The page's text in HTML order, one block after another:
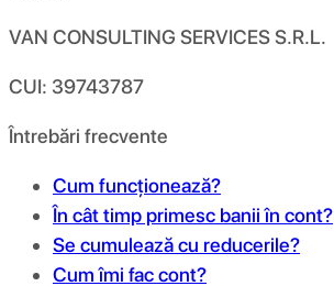
VAN CONSULTING SERVICES S.R.L.
CUI: 39743787
Întrebări frecvente
Cum funcționează?
În cât timp primesc banii în cont?
Se cumulează cu reducerile?
Cum îmi fac cont?